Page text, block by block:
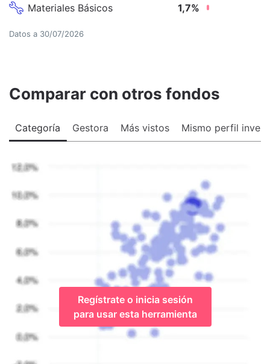
Materiales Básicos 1,7%
Datos a 30/07/2026
Comparar con otros fondos
Categoría Gestora Más vistos Mismo perfil
Regístrate o inicia sesión
para usar esta herramienta